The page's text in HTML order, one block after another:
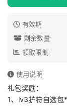
有效期
剩余数量
领取限制
使用说明
礼包奖励：
1、lv3护符自选包